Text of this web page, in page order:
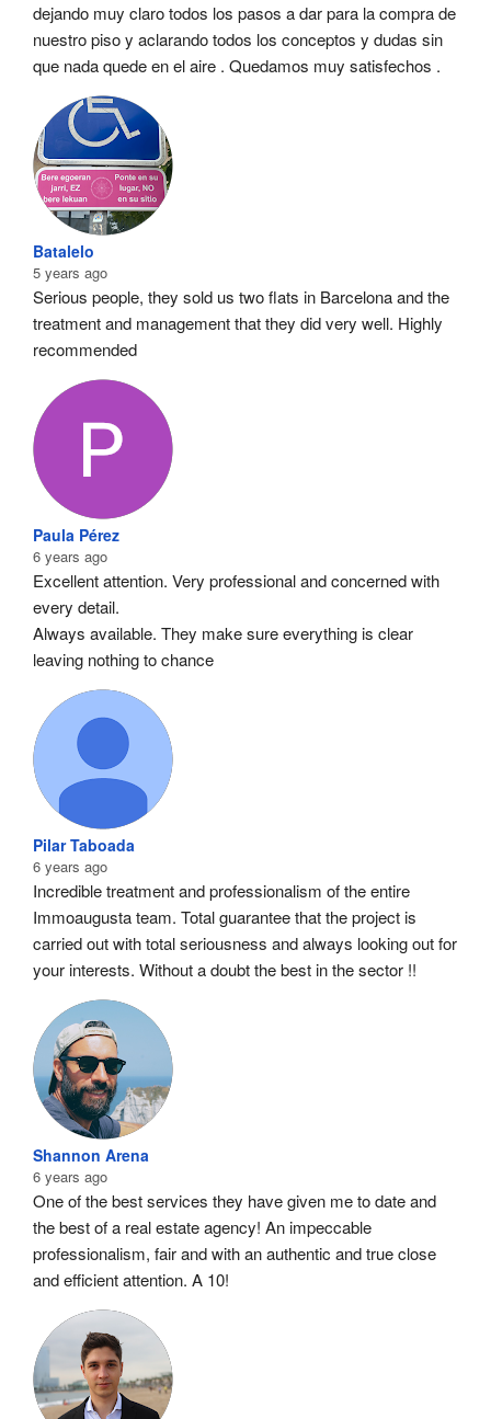
dejando muy claro todos los pasos a dar para la compra de
nuestro piso y aclarando todos los conceptos y dudas sin
que nada quede en el aire . Quedamos muy satisfechos .
Batalelo
5 years ago
Serious people, they sold us two flats in Barcelona and the
treatment and management that they did very well. Highly
recommended
Paula Pérez
6 years ago
Excellent attention. Very professional and concerned with
every detail.
Always available. They make sure everything is clear
leaving nothing to chance
Pilar Taboada
6 years ago
Incredible treatment and professionalism of the entire
Immoaugusta team. Total guarantee that the project is
carried out with total seriousness and always looking out for
your interests. Without a doubt the best in the sector !!
Shannon Arena
6 years ago
One of the best services they have given me to date and
the best of a real estate agency! An impeccable
professionalism, fair and with an authentic and true close
and efficient attention. A 10!